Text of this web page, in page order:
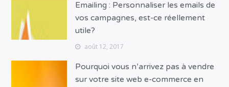
Emailing : Personnaliser les emails de
vos campagnes, est-ce réellement
utile?
août 12, 2017
Pourquoi vous n’arrivez pas à vendre
sur votre site web e-commerce en